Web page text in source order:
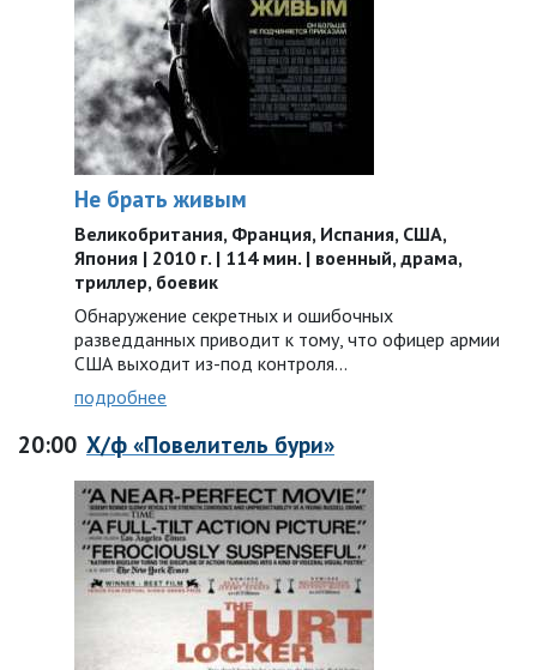
Не брать живым
Великобритания, Франция, Испания, США,
Япония | 2010 г. | 114 мин. | военный, драма,
триллер, боевик
Обнаружение секретных и ошибочных
разведданных приводит к тому, что офицер армии
США выходит из-под контроля...
подробнее
20:00 Х/ф «Повелитель бури»